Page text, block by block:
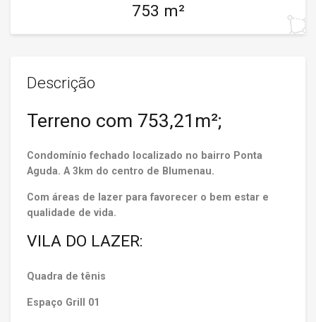
753 m²
Descrição
Terreno com 753,21m²;
Condomínio fechado localizado no bairro Ponta
Aguda. A 3km do centro de Blumenau.
Com áreas de lazer para favorecer o bem estar e
qualidade de vida.
VILA DO LAZER:
Quadra de tênis
Espaço Grill 01